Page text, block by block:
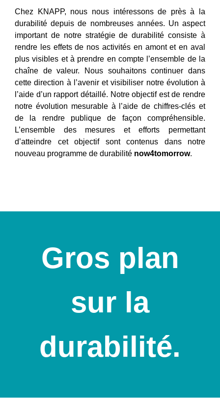
Chez KNAPP, nous nous intéressons de près à la
durabilité depuis de nombreuses années. Un aspect
important de notre stratégie de durabilité consiste à
rendre les effets de nos activités en amont et en aval
plus visibles et à prendre en compte l’ensemble de la
chaîne de valeur. Nous souhaitons continuer dans
cette direction à l’avenir et visibiliser notre évolution à
l’aide d’un rapport détaillé. Notre objectif est de rendre
notre évolution mesurable à l’aide de chiffres-clés et
de la rendre publique de façon compréhensible.
L’ensemble des mesures et efforts permettant
d’atteindre cet objectif sont contenus dans notre
nouveau programme de durabilité now4tomorrow.
Gros plan
sur la
durabilité.